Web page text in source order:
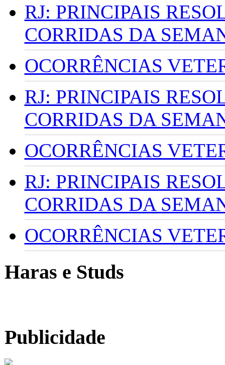
RJ: PRINCIPAIS
CORRIDAS DA
OCORRÊNCIAS
RJ: PRINCIPAIS
CORRIDAS DA
OCORRÊNCIAS
RJ: PRINCIPAIS
CORRIDAS DA
OCORRÊNCIAS
Haras e Studs
Publicidade